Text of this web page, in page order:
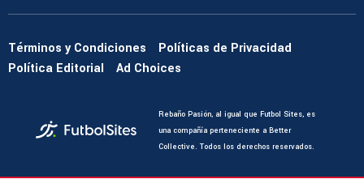
Términos y Condiciones
Políticas de Privacidad
Política Editorial
Ad Choices
Rebaño Pasión, al igual que Futbol Sites, es
una compañía perteneciente a Better
Collective. Todos los derechos reservados.